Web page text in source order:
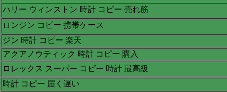
ハリー ウィンストン 時計 コピー 売れ筋
ロンジン コピー 携帯ケース
ジン 時計 コピー 楽天
アクアノウティック 時計 コピー 購入
ロレックス スーパー コピー 時計 最高級
時計 コピー 届く遅い